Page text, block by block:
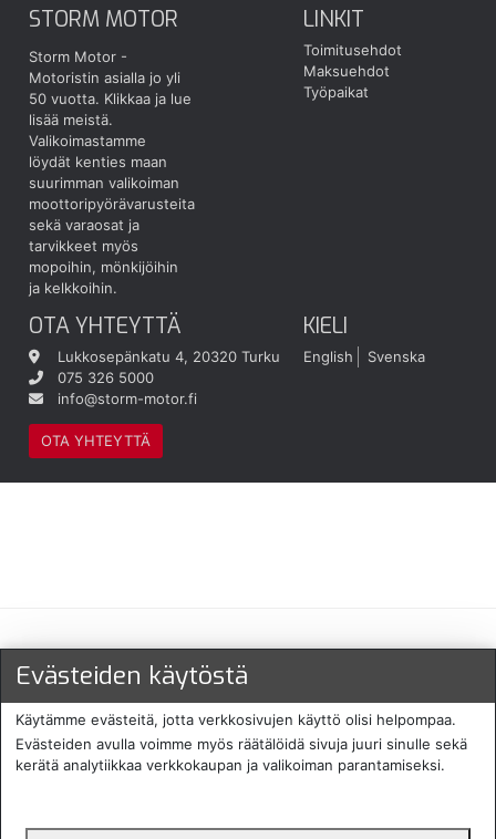
STORM MOTOR
Storm Motor -
Motoristin asialla jo yli
50 vuotta. Klikkaa ja lue
lisää meistä.
Valikoimastamme
löydät kenties maan
suurimman valikoiman
moottoripyörävarusteita
sekä varaosat ja
tarvikkeet myös
mopoihin, mönkijöihin
ja kelkkoihin.
LINKIT
Toimitusehdot
Maksuehdot
Työpaikat
OTA YHTEYTTÄ
Lukkosepänkatu 4, 20320 Turku
075 326 5000
info@storm-motor.fi
OTA YHTEYTTÄ
KIELI
English Svenska
Maksu- ja toimitustavat
Evästeiden käytöstä
Käytämme evästeitä, jotta verkkosivujen käyttö olisi helpompaa.
Evästeiden avulla voimme myös räätälöidä sivuja juuri sinulle sekä
kerätä analytiikkaa verkkokaupan ja valikoiman parantamiseksi.